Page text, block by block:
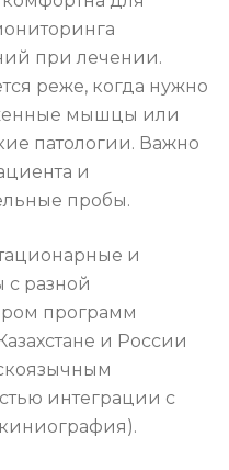
при лечении.
реже, когда нужно
мышцы или
патологии. Важно
и
пробы.
и
с разной
программ
и России
интеграции с